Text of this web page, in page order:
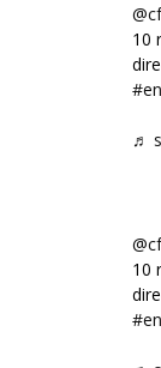
10
♬
10